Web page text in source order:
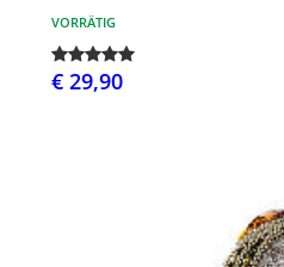
VORRÄTIG
€ 29,90